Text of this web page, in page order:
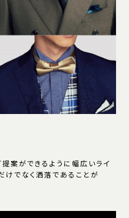
案ができるように幅広いライ
けでなく洒落であることが